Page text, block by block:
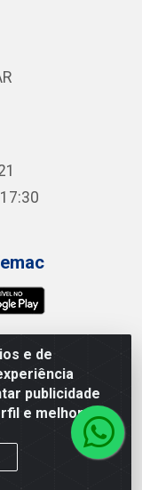
e de
publicidade
e melhorar a
Campos, 100 -
09.266.030/0001-